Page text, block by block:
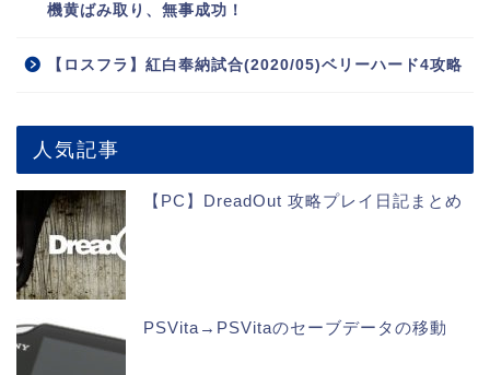
機黄ばみ取り、無事成功！
【ロスフラ】紅白奉納試合(2020/05)ベリーハード4攻略
人気記事
【PC】DreadOut 攻略プレイ日記まとめ
PSVita→PSVitaのセーブデータの移動